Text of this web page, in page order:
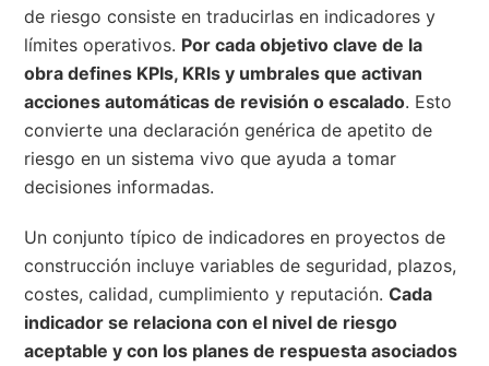
de riesgo consiste en traducirlas en indicadores y
límites operativos. Por cada objetivo clave de la
obra defines KPIs, KRIs y umbrales que activan
acciones automáticas de revisión o escalado. Esto
convierte una declaración genérica de apetito de
riesgo en un sistema vivo que ayuda a tomar
decisiones informadas.
Un conjunto típico de indicadores en proyectos de
construcción incluye variables de seguridad, plazos,
costes, calidad, cumplimiento y reputación.Cada
indicador se relaciona con el nivel de riesgo
aceptable y con los planes de respuesta asociados